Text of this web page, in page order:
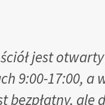
jest
9:00-17:00, a
bezpłatny,